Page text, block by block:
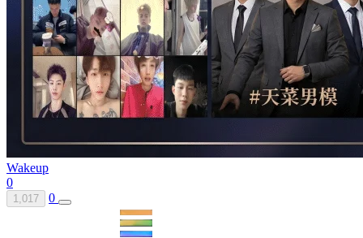
Wakeup
0
1,017 0